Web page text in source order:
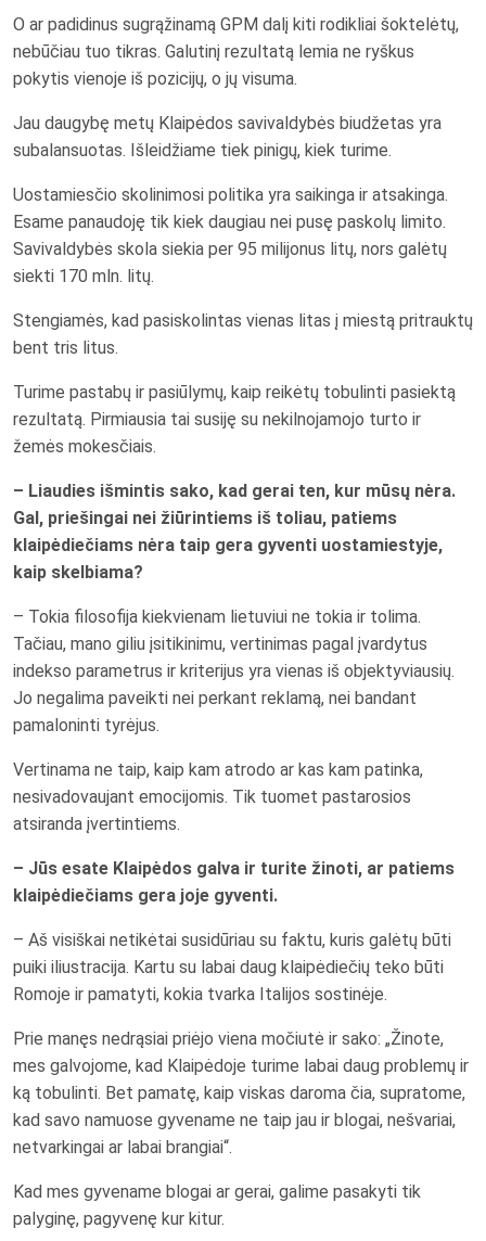
O ar padidinus sugrąžinamą GPM dalį kiti rodikliai šoktelėtų,
nebūčiau tuo tikras. Galutinį rezultatą lemia ne ryškus
pokytis vienoje iš pozicijų, o jų visuma.
Jau daugybę metų Klaipėdos savivaldybės biudžetas yra
subalansuotas. Išleidžiame tiek pinigų, kiek turime.
Uostamiesčio skolinimosi politika yra saikinga ir atsakinga.
Esame panaudoję tik kiek daugiau nei pusę paskolų limito.
Savivaldybės skola siekia per 95 milijonus litų, nors galėtų
siekti 170 mln. litų.
Stengiamės, kad pasiskolintas vienas litas į miestą pritrauktų
bent tris litus.
Turime pastabų ir pasiūlymų, kaip reikėtų tobulinti pasiektą
rezultatą. Pirmiausia tai susiję su nekilnojamojo turto ir
žemės mokesčiais.
– Liaudies išmintis sako, kad gerai ten, kur mūsų nėra.
Gal, priešingai nei žiūrintiems iš toliau, patiems
klaipėdiečiams nėra taip gera gyventi uostamiestyje,
kaip skelbiama?
– Tokia filosofija kiekvienam lietuviui ne tokia ir tolima.
Tačiau, mano giliu įsitikinimu, vertinimas pagal įvardytus
indekso parametrus ir kriterijus yra vienas iš objektyviausių.
Jo negalima paveikti nei perkant reklamą, nei bandant
pamaloninti tyrėjus.
Vertinama ne taip, kaip kam atrodo ar kas kam patinka,
nesivadovaujant emocijomis. Tik tuomet pastarosios
atsiranda įvertintiems.
– Jūs esate Klaipėdos galva ir turite žinoti, ar patiems
klaipėdiečiams gera joje gyventi.
– Aš visiškai netikėtai susidūriau su faktu, kuris galėtų būti
puiki iliustracija. Kartu su labai daug klaipėdiečių teko būti
Romoje ir pamatyti, kokia tvarka Italijos sostinėje.
Prie manęs nedrąsiai priėjo viena močiutė ir sako: „Žinote,
mes galvojome, kad Klaipėdoje turime labai daug problemų ir
ką tobulinti. Bet pamatę, kaip viskas daroma čia, supratome,
kad savo namuose gyvename ne taip jau ir blogai, nešvariai,
netvarkingai ar labai brangiai“.
Kad mes gyvename blogai ar gerai, galime pasakyti tik
palyginę, pagyvenę kur kitur.